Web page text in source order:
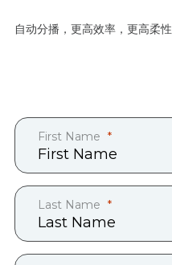
自动分播，更高效率，更高柔性
First Name
Last Name